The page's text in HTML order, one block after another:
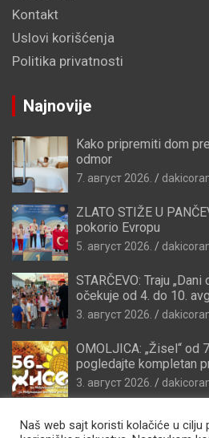
Kontakt
Uslovi korišćenja
Politika privatnosti
Najnovije
Kako pripremiti dom
odmor
7. август 2026.
ZLATO STIŽE U
pokorio Evropu
5. август 2026.
STARČEVO: Traju
očekuje od 4. do 10.
3. август 2026.
OMOLJICA: „Žisel“ od
pogledajte kompletan
3. август 2026.
Naš web sajt koristi kolačiće u cilju